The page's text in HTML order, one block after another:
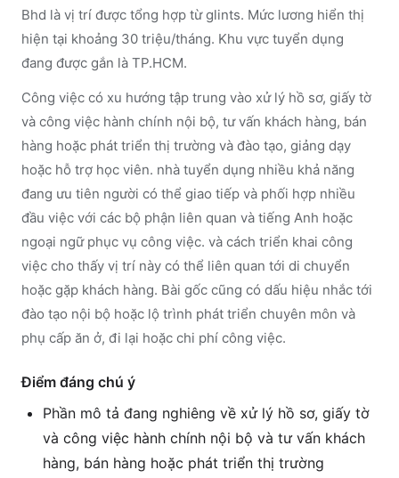
Bhd là vị trí được tổng hợp từ glints. Mức lương hiển thị
hiện tại khoảng 30 triệu/tháng. Khu vực tuyển dụng
đang được gắn là TP.HCM.
Công việc có xu hướng tập trung vào xử lý hồ sơ, giấy tờ
và công việc hành chính nội bộ, tư vấn khách hàng, bán
hàng hoặc phát triển thị trường và đào tạo, giảng dạy
hoặc hỗ trợ học viên. nhà tuyển dụng nhiều khả năng
đang ưu tiên người có thể giao tiếp và phối hợp nhiều
đầu việc với các bộ phận liên quan và tiếng Anh hoặc
ngoại ngữ phục vụ công việc. và cách triển khai công
việc cho thấy vị trí này có thể liên quan tới di chuyển
hoặc gặp khách hàng. Bài gốc cũng có dấu hiệu nhắc tới
đào tạo nội bộ hoặc lộ trình phát triển chuyên môn và
phụ cấp ăn ở, đi lại hoặc chi phí công việc.
Điểm đáng chú ý
Phần mô tả đang nghiêng về xử lý hồ sơ, giấy tờ
và công việc hành chính nội bộ và tư vấn khách
hàng, bán hàng hoặc phát triển thị trường